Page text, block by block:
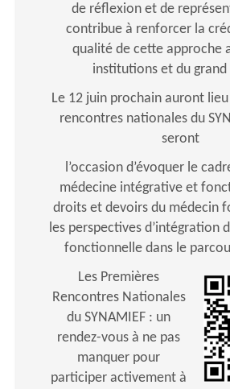
de réflexion et de
contribue à renforcer la
qualité de cette approche
institutions et du grand
Le 12 juin prochain auront
rencontres nationales du
seront
l’occasion d’évoquer le
médecine intégrative et
droits et devoirs du médecin
les perspectives d’intégration
fonctionnelle dans le
Les Premières
Rencontres Nationales
du SYNAMIEF : un
rendez-vous à ne pas
manquer pour
participer activement à